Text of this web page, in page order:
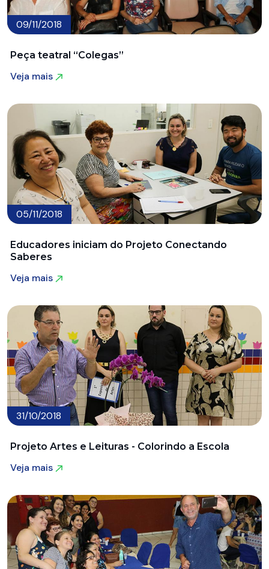
09/11/2018
Peça teatral “Colegas”
Veja mais
05/11/2018
Educadores iniciam do Projeto Conectando
Saberes
Veja mais
31/10/2018
Projeto Artes e Leituras - Colorindo a Escola
Veja mais